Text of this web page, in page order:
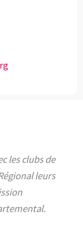
les clubs de
leurs